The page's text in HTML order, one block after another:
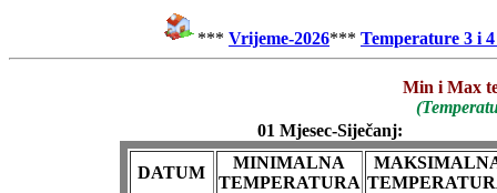
*** Vrijeme-2026*** Temperature 3 i 4
Min i Max
01 Mjesec-Siječanj:
DATUM
MINIMALNA
TEMPERATURA